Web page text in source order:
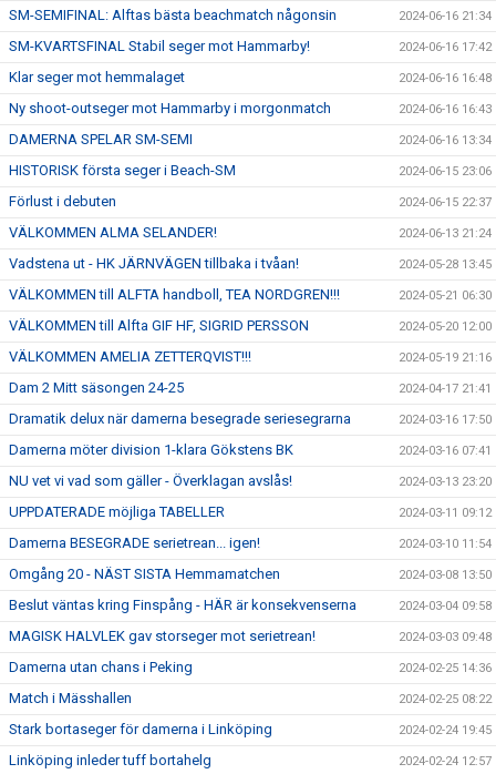
SM-SEMIFINAL: Alftas bästa beachmatch någonsin 2024-06-16 21:34
SM-KVARTSFINAL Stabil seger mot Hammarby! 2024-06-16 17:42
Klar seger mot hemmalaget 2024-06-16 16:48
Ny shoot-outseger mot Hammarby i morgonmatch 2024-06-16 16:43
DAMERNA SPELAR SM-SEMI 2024-06-16 13:34
HISTORISK första seger i Beach-SM 2024-06-15 23:06
Förlust i debuten 2024-06-15 22:37
VÄLKOMMEN ALMA SELANDER! 2024-06-13 21:24
Vadstena ut - HK JÄRNVÄGEN tillbaka i tvåan! 2024-05-28 13:45
VÄLKOMMEN till ALFTA handboll, TEA NORDGREN!!! 2024-05-21 06:30
VÄLKOMMEN till Alfta GIF HF, SIGRID PERSSON 2024-05-20 12:00
VÄLKOMMEN AMELIA ZETTERQVIST!!! 2024-05-19 21:16
Dam 2 Mitt säsongen 24-25 2024-04-17 21:41
Dramatik delux när damerna besegrade seriesegrarna 2024-03-16 17:50
Damerna möter division 1-klara Gökstens BK 2024-03-16 07:41
NU vet vi vad som gäller - Överklagan avslås! 2024-03-13 23:20
UPPDATERADE möjliga TABELLER 2024-03-11 09:12
Damerna BESEGRADE serietrean... igen! 2024-03-10 11:54
Omgång 20 - NÄST SISTA Hemmamatchen 2024-03-08 13:50
Beslut väntas kring Finspång - HÄR är konsekvenserna 2024-03-04 09:58
MAGISK HALVLEK gav storseger mot serietrean! 2024-03-03 09:48
Damerna utan chans i Peking 2024-02-25 14:36
Match i Mässhallen 2024-02-25 08:22
Stark bortaseger för damerna i Linköping 2024-02-24 19:45
Linköping inleder tuff bortahelg 2024-02-24 12:57